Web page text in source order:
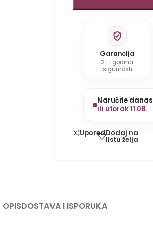
Garancija
2+1 godina
sigurnosti
Naručite danas
ili utorak 11.08.
UporediDodaj na
listu želja
OPISDOSTAVA I ISPORUKA